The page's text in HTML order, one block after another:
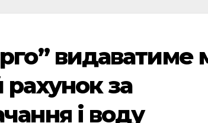
за
і воду